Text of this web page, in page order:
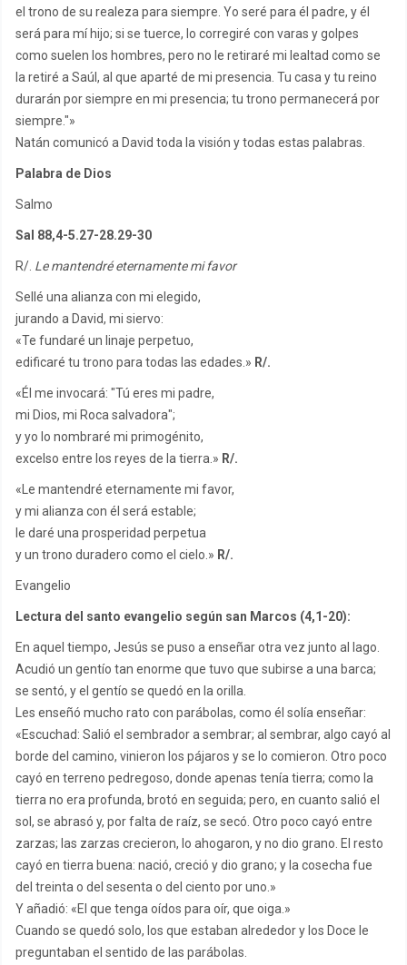
el trono de su realeza para siempre. Yo seré para él padre, y él
será para mí hijo; si se tuerce, lo corregiré con varas y golpes
como suelen los hombres, pero no le retiraré mi lealtad como se
la retiré a Saúl, al que aparté de mi presencia. Tu casa y tu reino
durarán por siempre en mi presencia; tu trono permanecerá por
siempre."»
Natán comunicó a David toda la visión y todas estas palabras.
Palabra de Dios
Salmo
Sal 88,4-5.27-28.29-30
R/. Le mantendré eternamente mi favor
Sellé una alianza con mi elegido,
jurando a David, mi siervo:
«Te fundaré un linaje perpetuo,
edificaré tu trono para todas las edades.» R/.
«Él me invocará: "Tú eres mi padre,
mi Dios, mi Roca salvadora";
y yo lo nombraré mi primogénito,
excelso entre los reyes de la tierra.» R/.
«Le mantendré eternamente mi favor,
y mi alianza con él será estable;
le daré una prosperidad perpetua
y un trono duradero como el cielo.» R/.
Evangelio
Lectura del santo evangelio según san Marcos (4,1-20):
En aquel tiempo, Jesús se puso a enseñar otra vez junto al lago.
Acudió un gentío tan enorme que tuvo que subirse a una barca;
se sentó, y el gentío se quedó en la orilla.
Les enseñó mucho rato con parábolas, como él solía enseñar:
«Escuchad: Salió el sembrador a sembrar; al sembrar, algo cayó al
borde del camino, vinieron los pájaros y se lo comieron. Otro poco
cayó en terreno pedregoso, donde apenas tenía tierra; como la
tierra no era profunda, brotó en seguida; pero, en cuanto salió el
sol, se abrasó y, por falta de raíz, se secó. Otro poco cayó entre
zarzas; las zarzas crecieron, lo ahogaron, y no dio grano. El resto
cayó en tierra buena: nació, creció y dio grano; y la cosecha fue
del treinta o del sesenta o del ciento por uno.»
Y añadió: «El que tenga oídos para oír, que oiga.»
Cuando se quedó solo, los que estaban alrededor y los Doce le
preguntaban el sentido de las parábolas.